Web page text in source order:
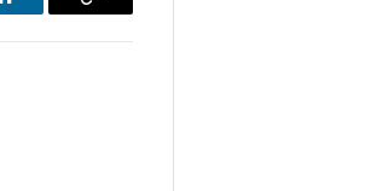
LinkedIn Copy